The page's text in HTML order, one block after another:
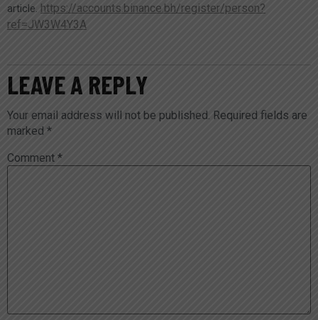
article. https://accounts.binance.bh/register/person?
ref=JW3W4Y3A
LEAVE A REPLY
Your email address will not be published. Required fields are
marked *
Comment *